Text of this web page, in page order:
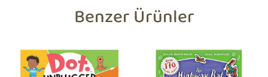
Benzer Ürünler